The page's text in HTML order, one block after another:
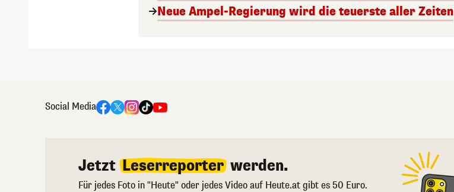
Neue Ampel-Regierung wird die teuerste aller Zeiten
Social Media
Jetzt Leserreporter werden.
Für jedes Foto in "Heute" oder jedes Video auf Heute.at gibt es 50 Euro.